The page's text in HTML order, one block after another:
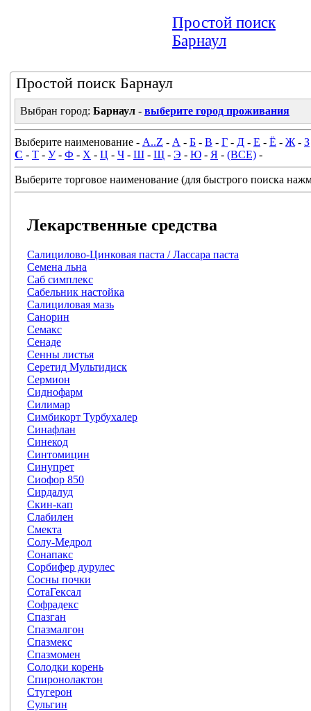
Простой поиск
Барнаул
Простой поиск Барнаул
Выбран город: Барнаул - выберите город проживания
Выберите наименование - A..Z - А - Б - В - Г - Д - Е - Ё - Ж - З
С - Т - У- Ф - Х - Ц - Ч - Ш - Щ - Э - Ю - Я - (ВСЕ) -
Выберите торговое наименование (для быстрого поиска
Лекарственные средства
Салицилово-Цинковая паста / Лассара паста
Семена льна
Саб симплекс
Сабельник настойка
Салициловая мазь
Санорин
Семакс
Сенаде
Сенны листья
Серетид Мультидиск
Сермион
Сиднофарм
Силимар
Симбикорт Турбухалер
Синафлан
Синекод
Синтомицин
Синупрет
Сиофор 850
Сирдалуд
Скин-кап
Слабилен
Смекта
Солу-Медрол
Сонапакс
Сорбифер дурулес
Сосны почки
СотаГексал
Софрадекс
Спазган
Спазмалгон
Спазмекс
Спазмомен
Солодки корень
Спиронолактон
Стугерон
Сульгин